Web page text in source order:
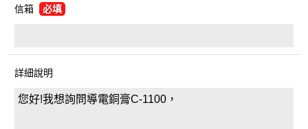
信箱 必填
詳細說明